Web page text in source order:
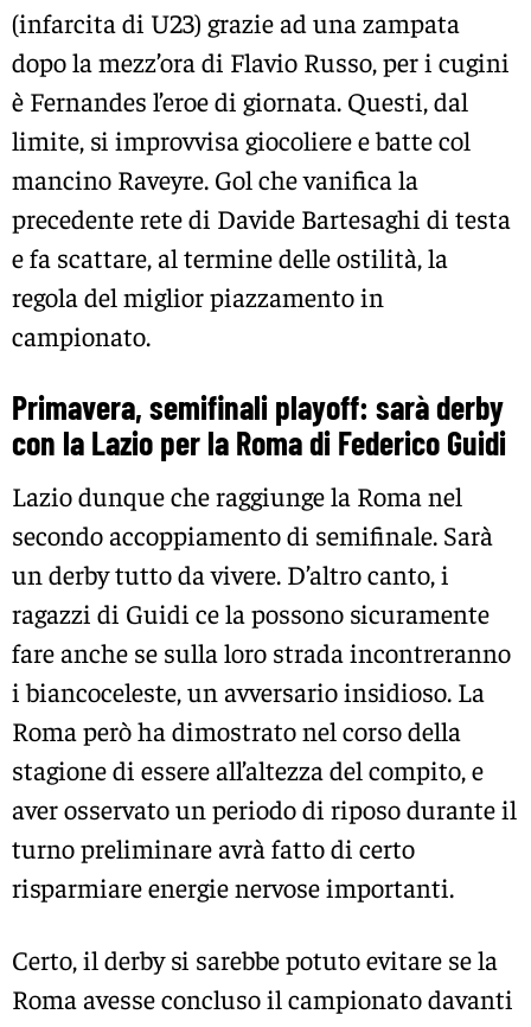
(infarcita di U23) grazie ad una zampata
dopo la mezz’ora di Flavio Russo, per i cugini
è Fernandes l’eroe di giornata. Questi, dal
limite, si improvvisa giocoliere e batte col
mancino Raveyre. Gol che vanifica la
precedente rete di Davide Bartesaghi di testa
e fa scattare, al termine delle ostilità, la
regola del miglior piazzamento in
campionato.
Primavera, semifinali playoff: sarà derby
con la Lazio per la Roma di Federico Guidi
Lazio dunque che raggiunge la Roma nel
secondo accoppiamento di semifinale. Sarà
un derby tutto da vivere. D’altro canto, i
ragazzi di Guidi ce la possono sicuramente
fare anche se sulla loro strada incontreranno
i biancoceleste, un avversario insidioso. La
Roma però ha dimostrato nel corso della
stagione di essere all’altezza del compito, e
aver osservato un periodo di riposo durante il
turno preliminare avrà fatto di certo
risparmiare energie nervose importanti.
Certo, il derby si sarebbe potuto evitare se la
Roma avesse concluso il campionato davanti